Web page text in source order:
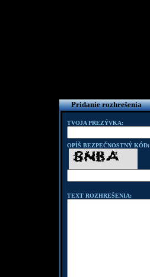
Pridanie rozhrešenia
TVOJA PREZÝVKA:
OPÍŠ BEZPEČNOSTNÝ KÓD:
TEXT ROZHREŠENIA: